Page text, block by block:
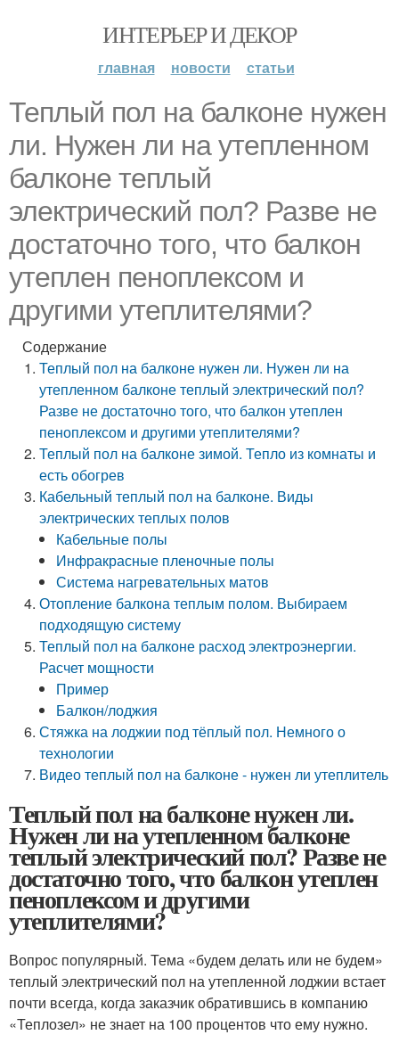
ИНТЕРЬЕР И ДЕКОР
главная новости статьи
Теплый пол на балконе нужен
ли. Нужен ли на утепленном
балконе теплый
электрический пол? Разве не
достаточно того, что балкон
утеплен пеноплексом и
другими утеплителями?
Содержание
Теплый пол на балконе нужен ли. Нужен ли на
утепленном балконе теплый электрический пол?
Разве не достаточно того, что балкон утеплен
пеноплексом и другими утеплителями?
Теплый пол на балконе зимой. Тепло из комнаты и
есть обогрев
Кабельный теплый пол на балконе. Виды
электрических теплых полов
Кабельные полы
Инфракрасные пленочные полы
Система нагревательных матов
Отопление балкона теплым полом. Выбираем
подходящую систему
Теплый пол на балконе расход электроэнергии.
Расчет мощности
Пример
Балкон/лоджия
Стяжка на лоджии под тёплый пол. Немного о
технологии
Видео теплый пол на балконе - нужен ли утеплитель
Теплый пол на балконе нужен ли.
Нужен ли на утепленном балконе
теплый электрический пол? Разве не
достаточно того, что балкон утеплен
пеноплексом и другими
утеплителями?
Вопрос популярный. Тема «будем делать или не будем»
теплый электрический пол на утепленной лоджии встает
почти всегда, когда заказчик обратившись в компанию
«Теплозел» не знает на 100 процентов что ему нужно.